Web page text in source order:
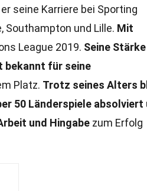
seine Karriere bei Sporting
Southampton und Lille. Mit
League 2019. Seine
bekannt für seine
Platz. Trotz seines Alters
50 Länderspiele absolviert
und Hingabe zum Erfolg